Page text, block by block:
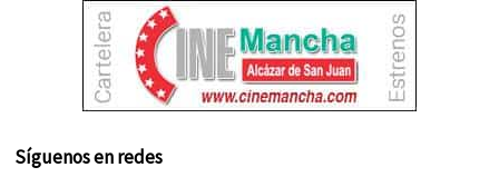
Síguenos en redes